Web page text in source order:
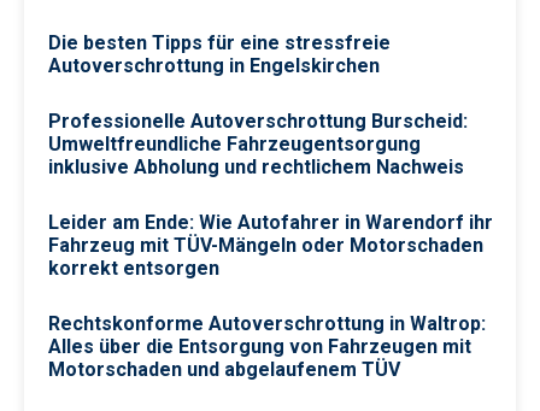
Die besten Tipps für eine stressfreie
Autoverschrottung in Engelskirchen
Professionelle Autoverschrottung Burscheid:
Umweltfreundliche Fahrzeugentsorgung
inklusive Abholung und rechtlichem Nachweis
Leider am Ende: Wie Autofahrer in Warendorf ihr
Fahrzeug mit TÜV-Mängeln oder Motorschaden
korrekt entsorgen
Rechtskonforme Autoverschrottung in Waltrop:
Alles über die Entsorgung von Fahrzeugen mit
Motorschaden und abgelaufenem TÜV